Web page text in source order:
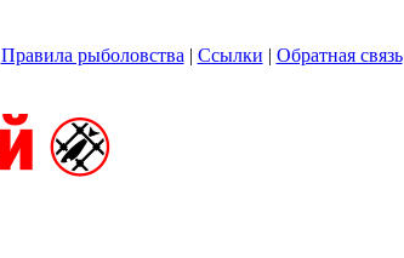
Правила рыболовства | Ссылки | Обратная связь